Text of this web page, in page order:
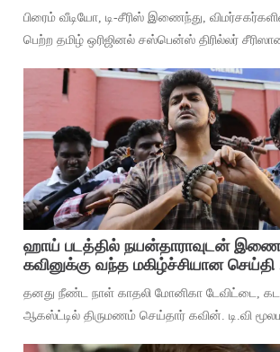
பிரைம் வீடியோ, டி-சீரிஸ் இணைந்து,
பெற்ற தமிழ் ஒரிஜினல் சஸ்பென்ஸ் திரில்லர்
வெளியிட்டுள்ளனர். ச
ஹாய் படத்தில் நயன்தாராவுடன்
கவினுக்கு வந்த மகிழ்ச்சியான செய்தி
தனது நீண்ட நாள் காதலி மோனிகா டேவிட்டை,
ஆகஸ்ட்டில் திருமணம் செய்தார் கவின். டி.வி